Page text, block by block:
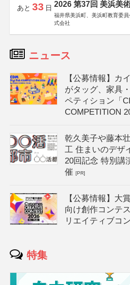
あと 33 日 2026 第37回 美浜美
福井県美浜町、美浜町教育委
式会社
ニュース
【公募情報】カ
がタッグ、家具
ペティション「
COMPETITION
乾久美子や藤本
工 住まいのデザ
20回記念 特別講
催[PR]
【公募情報】大
向け創作コンテ
リエイティブコ
特集